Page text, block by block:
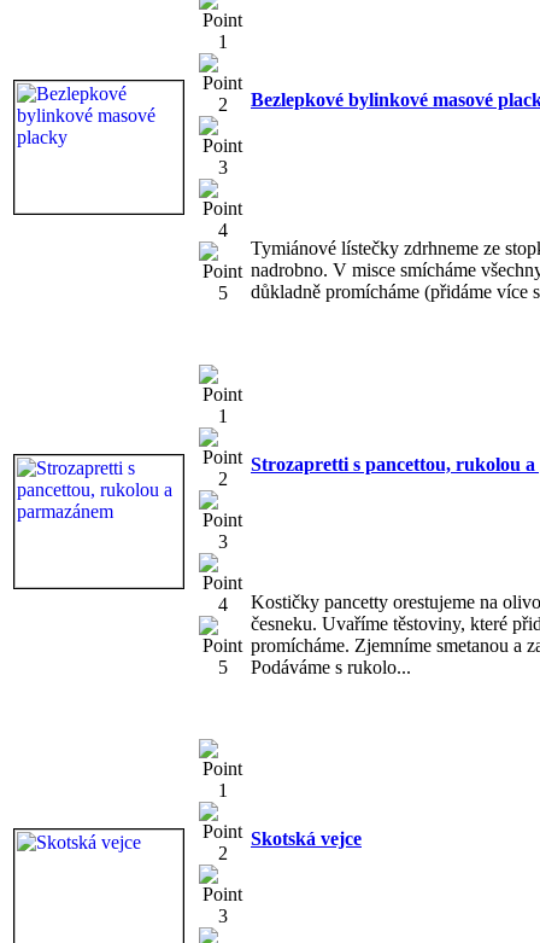
Bezlepkové bylinkové masové
Tymiánové lístečky zdrhneme ze
nadrobno. V misce smícháme
důkladně promícháme (přidáme více
Strozapretti s pancettou, rukolou a
Kostičky pancetty orestujeme na
česneku. Uvaříme těstoviny, které
promícháme. Zjemníme smetanou a
Podáváme s rukolo...
Skotská vejce